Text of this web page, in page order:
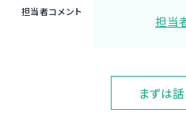
担当者コメント
担当
まずは話